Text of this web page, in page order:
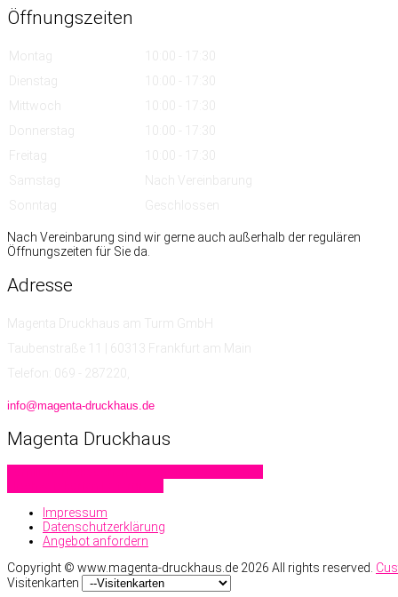
Öffnungszeiten
Montag
10:00 - 17:30
Dienstag
10:00 - 17:30
Mittwoch
10:00 - 17:30
Donnerstag
10:00 - 17:30
Freitag
10:00 - 17:30
Samstag
Nach Vereinbarung
Sonntag
Geschlossen
Nach Vereinbarung sind wir gerne auch außerhalb der regulären
Öffnungszeiten für Sie da.
Adresse
Magenta Druckhaus am Turm GmbH
Taubenstraße 11 | 60313 Frankfurt am Main
Telefon: 069 - 287220,
info@magenta-druckhaus.de
Magenta Druckhaus
Impressum
Datenschutzerklärung
Angebot anfordern
Copyright © www.magenta-druckhaus.de 2026 All rights reserved.
Visitenkarten